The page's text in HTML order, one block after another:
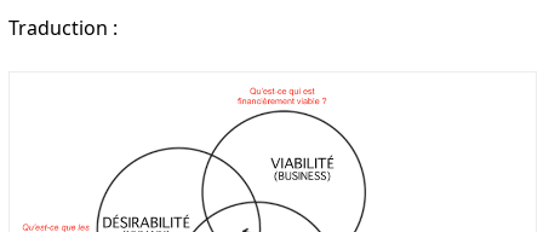
Traduction :